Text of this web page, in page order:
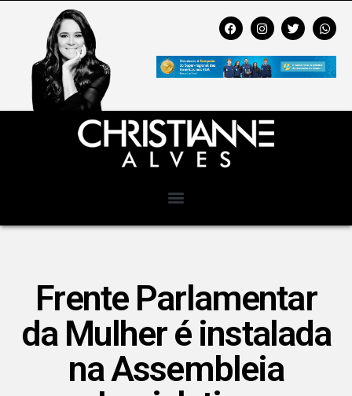
Frente Parlamentar
da Mulher é instalada
na Assembleia